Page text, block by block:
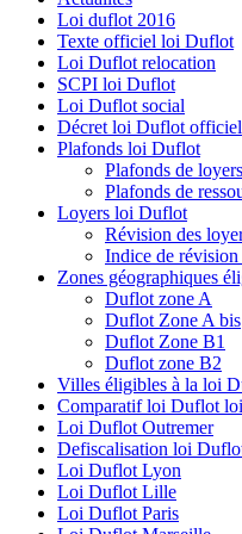
Loi duflot 2016
Texte officiel loi Duflot
Loi Duflot relocation
SCPI loi Duflot
Loi Duflot social
Décret loi Duflot officiel
Plafonds loi Duflot
Plafonds de
Plafonds de
Loyers loi Duflot
Révision des
Indice de
Zones géographiques
Duflot zone A
Duflot Zone A bis
Duflot Zone B1
Duflot zone B2
Villes éligibles à la loi
Comparatif loi Duflot
Loi Duflot Outremer
Defiscalisation loi
Loi Duflot Lyon
Loi Duflot Lille
Loi Duflot Paris